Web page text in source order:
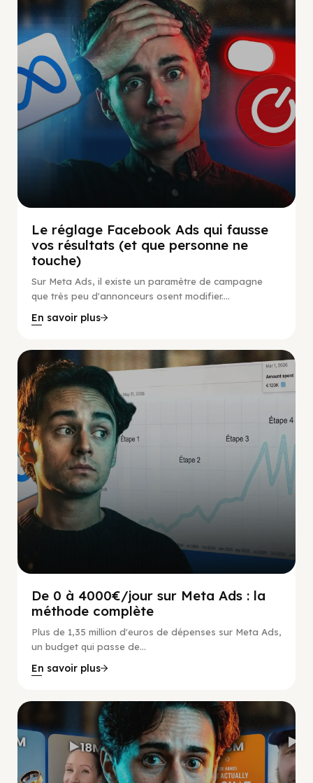
Social Scaling
Le réglage Facebook Ads qui fausse
vos résultats (et que personne ne
touche)
Sur Meta Ads, il existe un paramètre de campagne
que très peu d'annonceurs osent modifier....
En savoir plus
De 0 à 4000€/jour sur Meta Ads : la
méthode complète
Plus de 1,35 million d'euros de dépenses sur Meta Ads,
un budget qui passe de...
En savoir plus
Social Scaling